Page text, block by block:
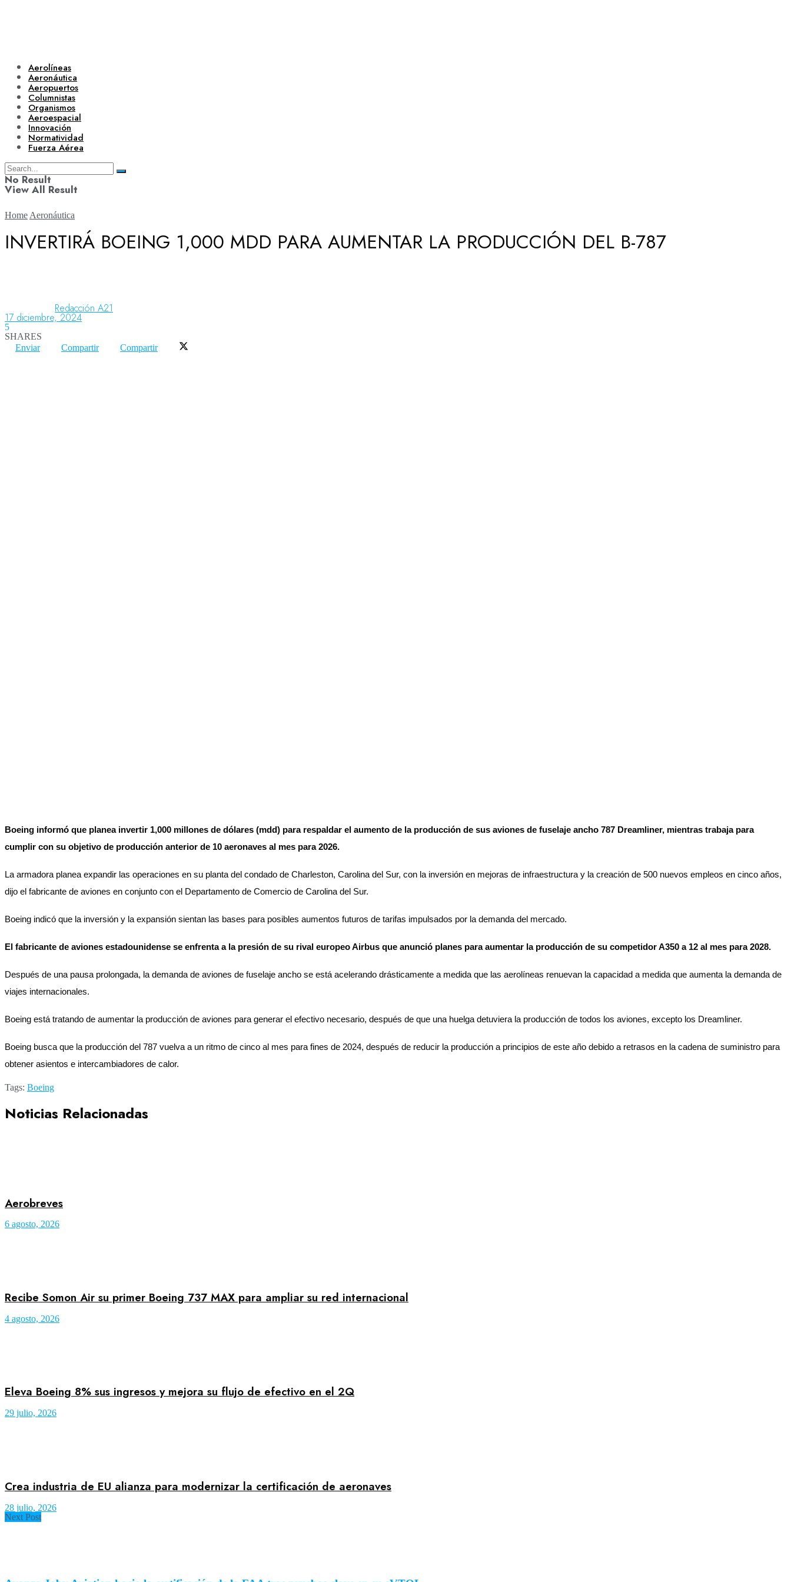
Aerolíneas
Aeronáutica
Aeropuertos
Columnistas
Organismos
Aeroespacial
Innovación
Normatividad
Fuerza Aérea
No Result
View All Result
Aeronáutica
Aeropuertos
Home Aeronáutica
INVERTIRÁ BOEING 1,000 MDD PARA AUMENTAR LA PRODUCCIÓN DEL B-787
Redacción A21
17 diciembre, 2024
5
SHARES
Enviar
Compartir Compartir
Boeing informó que planea invertir 1,000 millones de dólares (mdd) para respaldar el aumento de la producción de sus aviones de fuselaje ancho 787 Dreamliner, mientras trabaja para
cumplir con su objetivo de producción anterior de 10 aeronaves al mes para 2026.
La armadora planea expandir las operaciones en su planta del condado de Charleston, Carolina del Sur, con la inversión en mejoras de infraestructura y la creación de 500 nuevos empleos en cinco años,
dijo el fabricante de aviones en conjunto con el Departamento de Comercio de Carolina del Sur.
Boeing indicó que la inversión y la expansión sientan las bases para posibles aumentos futuros de tarifas impulsados por la demanda del mercado.
El fabricante de aviones estadounidense se enfrenta a la presión de su rival europeo Airbus que anunció planes para aumentar la producción de su competidor A350 a 12 al mes para 2028.
Después de una pausa prolongada, la demanda de aviones de fuselaje ancho se está acelerando drásticamente a medida que las aerolíneas renuevan la capacidad a medida que aumenta la demanda de
viajes internacionales.
Boeing está tratando de aumentar la producción de aviones para generar el efectivo necesario, después de que una huelga detuviera la producción de todos los aviones, excepto los Dreamliner.
Boeing busca que la producción del 787 vuelva a un ritmo de cinco al mes para fines de 2024, después de reducir la producción a principios de este año debido a retrasos en la cadena de suministro para
obtener asientos e intercambiadores de calor.
Tags: Boeing
Noticias Relacionadas
Aerobreves
6 agosto, 2026
Recibe Somon Air su primer Boeing 737 MAX para ampliar su red internacional
4 agosto, 2026
Eleva Boeing 8% sus ingresos y mejora su flujo de efectivo en el 2Q
29 julio, 2026
Crea industria de EU alianza para modernizar la certificación de aeronaves
28 julio, 2026
Next Post